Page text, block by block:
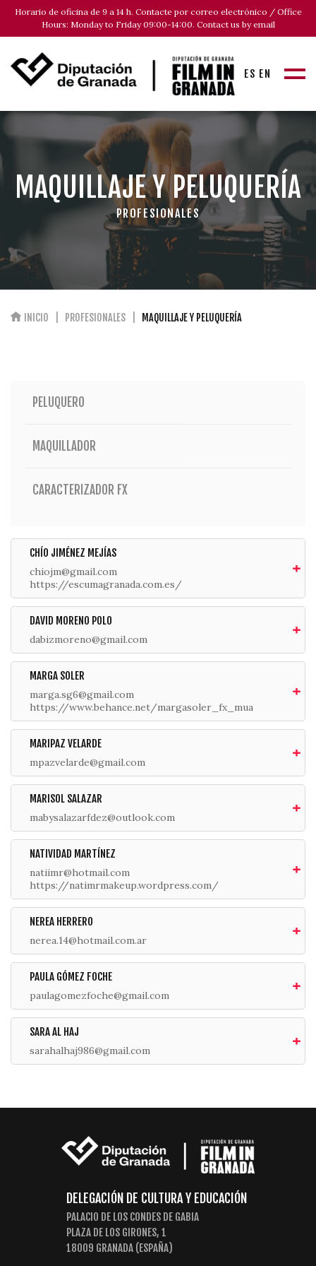
Horario de oficina de 9 a 14 h. Contacte por correo electrónico / Office
Hours: Monday to Friday 09:00-14:00. Contact us by email
ES EN
MAQUILLAJE Y PELUQUERÍA
PROFESIONALES
INICIO PROFESIONALES MAQUILLAJE Y PELUQUERÍA
PELUQUERO
MAQUILLADOR
CARACTERIZADOR FX
CHÍO JIMÉNEZ MEJÍAS
chiojm@gmail.com
https://escumagranada.com.es/
DAVID MORENO POLO
dabizmoreno@gmail.com
MARGA SOLER
marga.sg6@gmail.com
https://www.behance.net/margasoler_fx_mua
MARIPAZ VELARDE
mpazvelarde@gmail.com
MARISOL SALAZAR
mabysalazarfdez@outlook.com
NATIVIDAD MARTÍNEZ
natiimr@hotmail.com
https://natimrmakeup.wordpress.com/
NEREA HERRERO
nerea.14@hotmail.com.ar
PAULA GÓMEZ FOCHE
paulagomezfoche@gmail.com
SARA AL HAJ
sarahalhaj986@gmail.com
DELEGACIÓN DE CULTURA Y EDUCACIÓN
PALACIO DE LOS CONDES DE GABIA
PLAZA DE LOS GIRONES, 1
18009 GRANADA (ESPAÑA)